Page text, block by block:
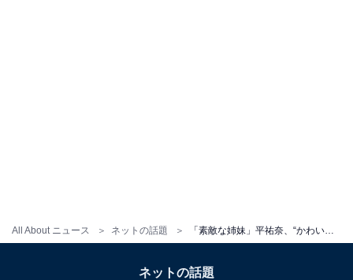
All About ニュース ネットの話題
ネットの話題